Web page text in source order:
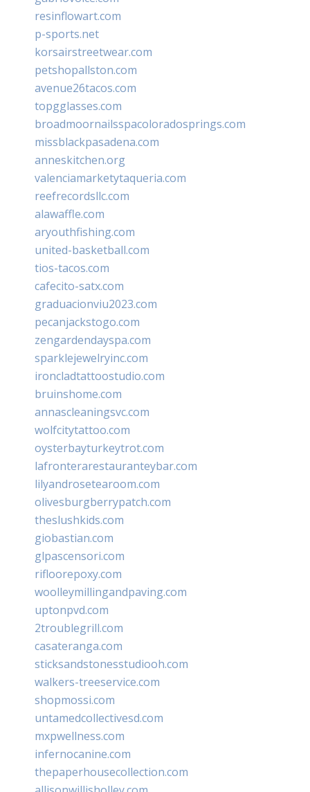
resinflowart.com
p-sports.net
korsairstreetwear.com
petshopallston.com
avenue26tacos.com
topgglasses.com
broadmoornailsspacoloradosprings.com
missblackpasadena.com
anneskitchen.org
valenciamarketytaqueria.com
reefrecordsllc.com
alawaffle.com
aryouthfishing.com
united-basketball.com
tios-tacos.com
cafecito-satx.com
graduacionviu2023.com
pecanjackstogo.com
zengardendayspa.com
sparklejewelryinc.com
ironcladtattoostudio.com
bruinshome.com
annascleaningsvc.com
wolfcitytattoo.com
oysterbayturkeytrot.com
lafronterarestauranteybar.com
lilyandrosetearoom.com
olivesburgberrypatch.com
theslushkids.com
giobastian.com
glpascensori.com
rifloorepoxy.com
woolleymillingandpaving.com
uptonpvd.com
2troublegrill.com
casateranga.com
sticksandstonesstudiooh.com
walkers-treeservice.com
shopmossi.com
untamedcollectivesd.com
mxpwellness.com
infernocanine.com
thepaperhousecollection.com